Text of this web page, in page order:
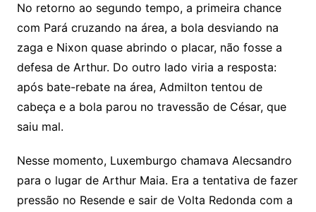
No retorno ao segundo tempo, a primeira chance
com Pará cruzando na área, a bola desviando na
zaga e Nixon quase abrindo o placar, não fosse a
defesa de Arthur. Do outro lado viria a resposta:
após bate-rebate na área, Admilton tentou de
cabeça e a bola parou no travessão de César, que
saiu mal.
Nesse momento, Luxemburgo chamava Alecsandro
para o lugar de Arthur Maia. Era a tentativa de fazer
pressão no Resende e sair de Volta Redonda com a